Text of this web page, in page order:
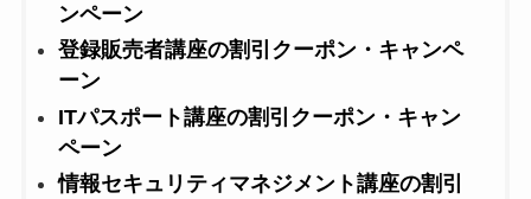
ンペーン
登録販売者講座の割引クーポン・キャンペ
ーン
ITパスポート講座の割引クーポン・キャン
ペーン
情報セキュリティマネジメント講座の割引